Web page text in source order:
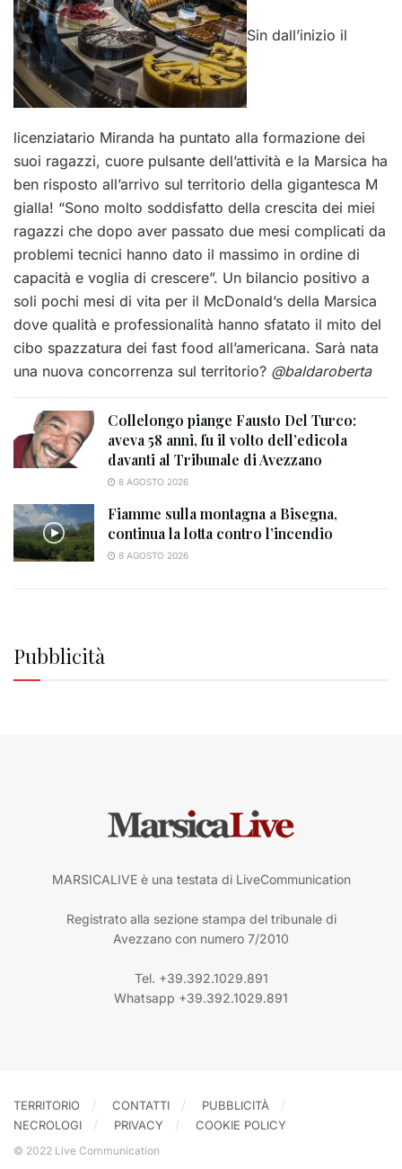
Sin dall’inizio il
licenziatario Miranda ha puntato alla formazione dei
suoi ragazzi, cuore pulsante dell’attività e la Marsica ha
ben risposto all’arrivo sul territorio della gigantesca M
gialla! “Sono molto soddisfatto della crescita dei miei
ragazzi che dopo aver passato due mesi complicati da
problemi tecnici hanno dato il massimo in ordine di
capacità e voglia di crescere”. Un bilancio positivo a
soli pochi mesi di vita per il McDonald’s della Marsica
dove qualità e professionalità hanno sfatato il mito del
cibo spazzatura dei fast food all’americana. Sarà nata
una nuova concorrenza sul territorio? @baldaroberta
Collelongo piange Fausto Del Turco:
aveva 58 anni, fu il volto dell’edicola
davanti al Tribunale di Avezzano
8 AGOSTO 2026
Fiamme sulla montagna a Bisegna,
continua la lotta contro l’incendio
8 AGOSTO 2026
Pubblicità
MARSICALIVE è una testata di LiveCommunication
Registrato alla sezione stampa del tribunale di
Avezzano con numero 7/2010
Tel. +39.392.1029.891
Whatsapp +39.392.1029.891
TERRITORIO CONTATTI
PUBBLICITÀ
NECROLOGI
PRIVACY COOKIE POLICY
© 2022 Live Communication